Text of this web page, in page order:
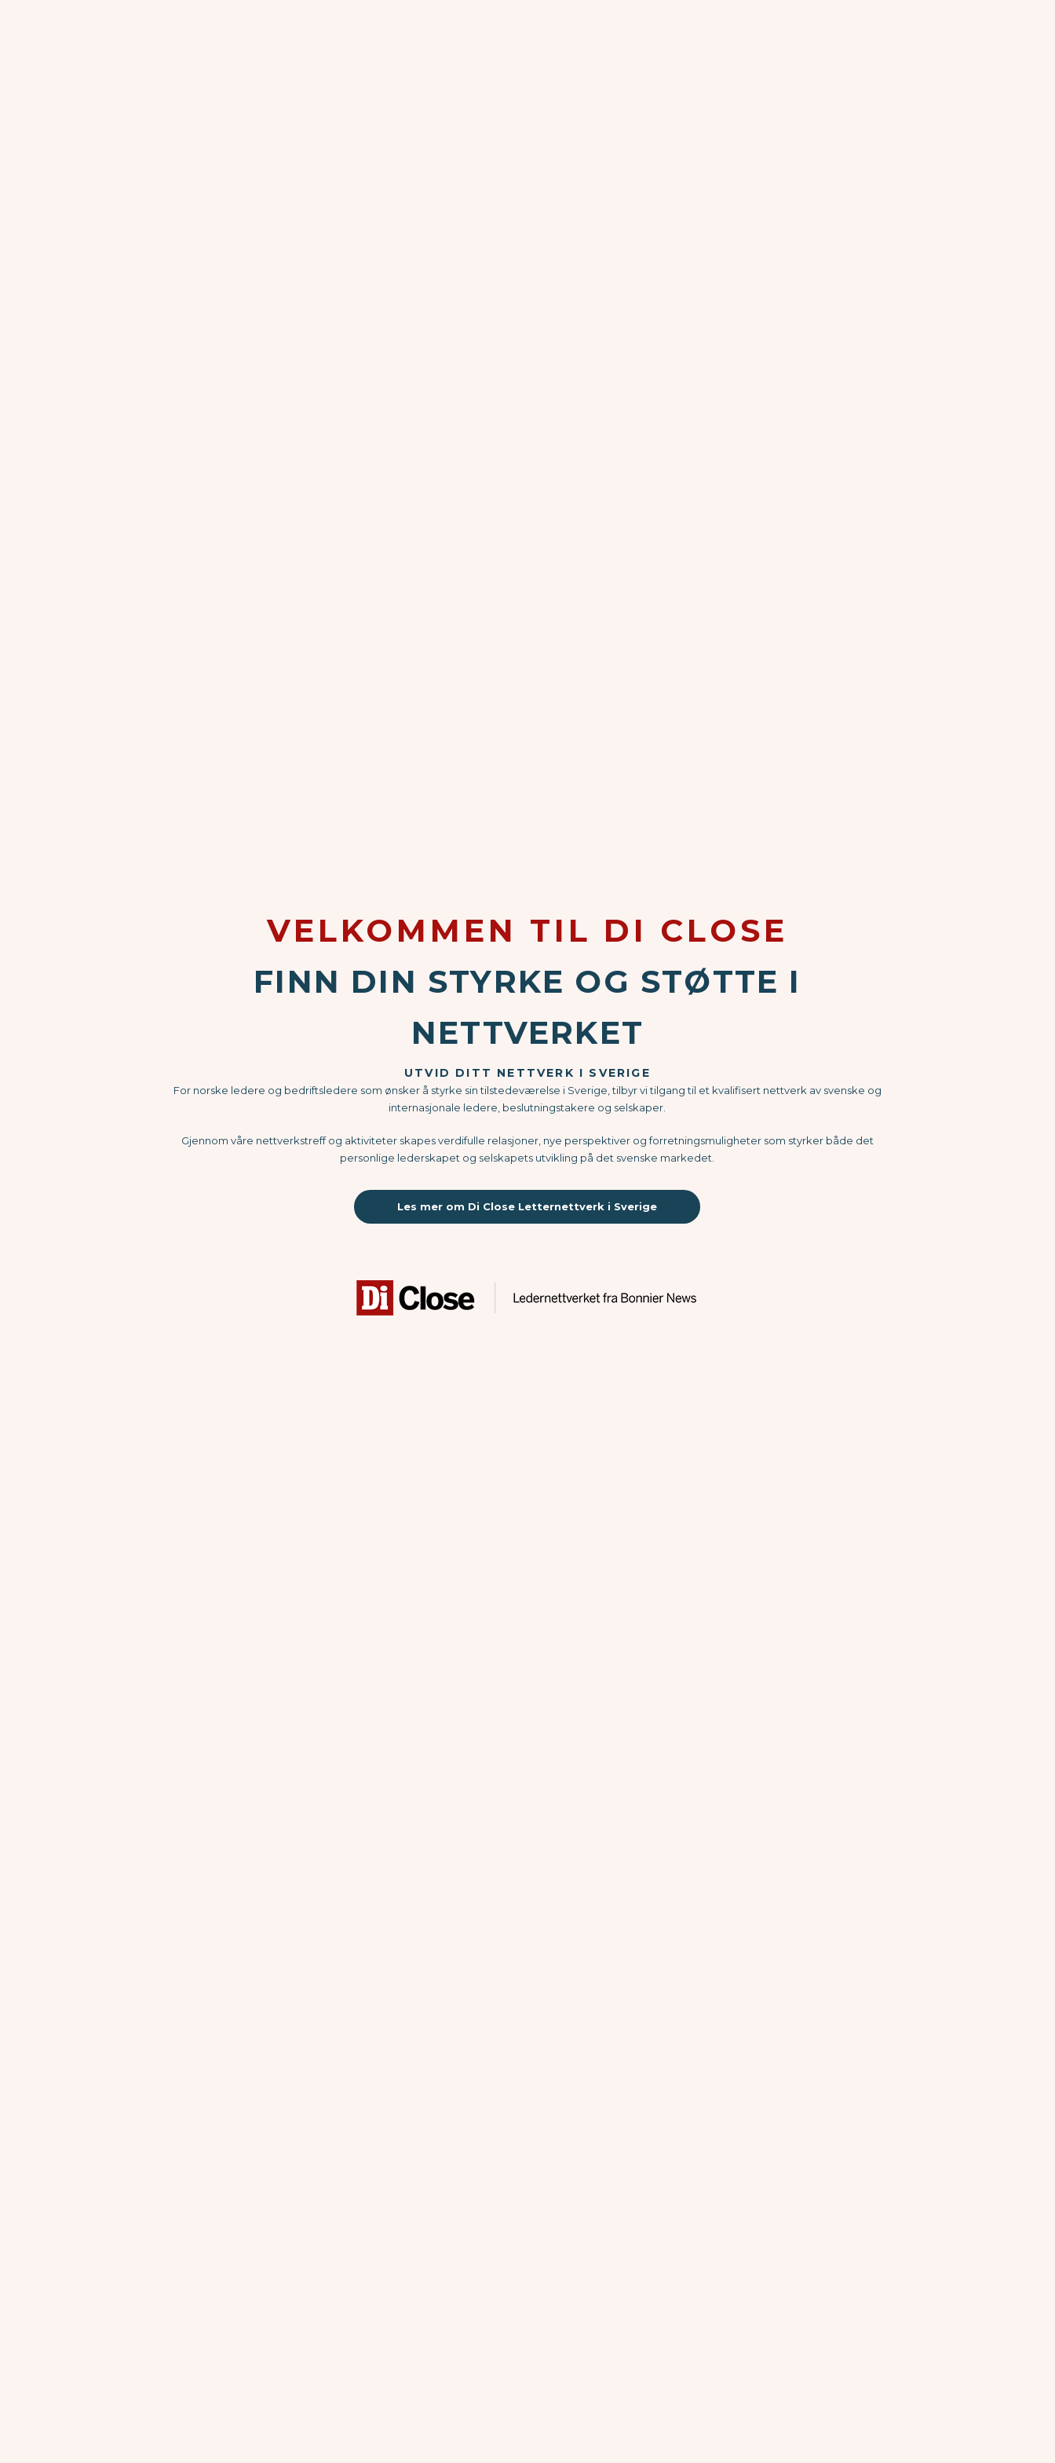
VELKOMMEN TIL DI CLOSE
FINN DIN STYRKE OG STØTTE I
NETTVERKET
UTVID DITT NETTVERK I SVERIGE
For norske ledere og bedriftsledere som ønsker å styrke sin tilstedeværelse i Sverige, tilbyr vi tilgang til et kvalifisert nettverk av svenske og
internasjonale ledere, beslutningstakere og selskaper.
Gjennom våre nettverkstreff og aktiviteter skapes verdifulle relasjoner, nye perspektiver og forretningsmuligheter som styrker både det
personlige lederskapet og selskapets utvikling på det svenske markedet.
Les mer om Di Close Letternettverk i Sverige